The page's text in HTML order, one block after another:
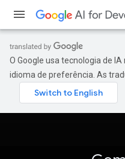
O Google usa tecnologia de
idioma de preferência. As